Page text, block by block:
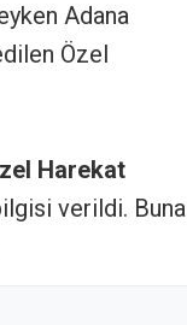
Adana
Özel
Harekat
verildi. Buna